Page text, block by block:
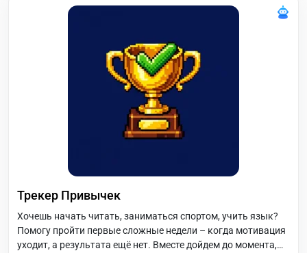
Трекер Привычек
Хочешь начать читать, заниматься спортом, учить язык?
Помогу пройти первые сложные недели – когда мотивация
уходит, а результата ещё нет. Вместе дойдем до момента,